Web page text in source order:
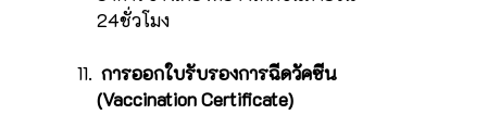
24ชั่วโมง
การออกใบรับรองการฉีดวัคซีน
(Vaccination Certificate)